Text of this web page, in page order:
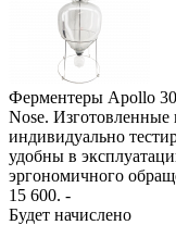
Ферментеры Apollo
Nose. Изготовленные
индивидуально
удобны в
эргономичного
15 600. -
Будет начислено